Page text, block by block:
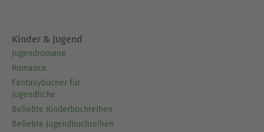
Kinder & Jugend
Jugendromane
Romance
Fantasybücher für
Jugendliche
Beliebte Kinderbuchreihen
Beliebte Jugendbuchreihen